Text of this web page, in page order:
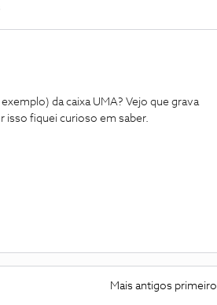
da caixa UMA? Vejo que grava
isso fiquei curioso em saber.
Mais antigos primeiro